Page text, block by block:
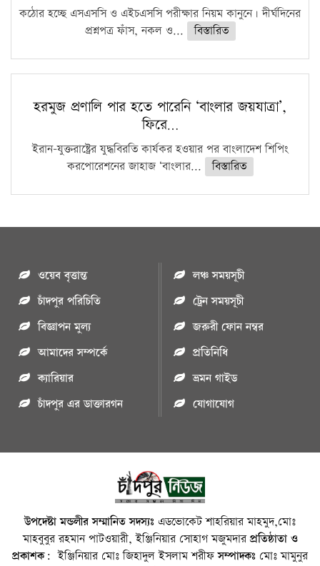
কঠোর হচ্ছে এসএসসি ও এইচএসসি পরীক্ষার নিয়ম কানুনে। দীর্ঘদিনের
প্রশ্নপত্র ফাঁস, নকল ও...
বিস্তারিত
হরমুজ প্রণালি পার হতে পারেনি ‘বাংলার জয়যাত্রা’,
ফিরে…
ইরান-যুক্তরাষ্ট্রের যুদ্ধবিরতি কার্যকর হওয়ার পর বাংলাদেশ শিপিং
করপোরেশনের জাহাজ ‘বাংলার...
বিস্তারিত
ওয়েব বৃত্তান্ত
চাঁদপুর পরিচিতি
বিজ্ঞাপন মুল্য
আমাদের সম্পর্কে
ক্যারিয়ার
চাঁদপুর এর ডাক্তারগন
লঞ্চ সময়সূচী
ট্রেন সময়সূচী
জরুরী ফোন নম্বর
প্রতিনিধি
ভ্রমন গাইড
যোগাযোগ
উপদেষ্টা মন্ডলীর সম্মানিত সদস্যঃ এডভোকেট শাহরিয়ার মাহমুদ,মোঃ
মাহবুবুর রহমান পাটওয়ারী, ইঞ্জিনিয়ার সোহাগ মজুমদারপ্রতিষ্ঠাতা ও
প্রকাশক: ইঞ্জিনিয়ার মোঃ জিহাদুল ইসলাম শরীফসম্পাদকঃ মোঃ মামুনুর